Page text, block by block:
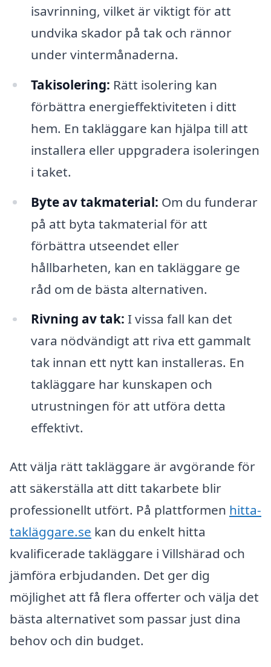
isavrinning, vilket är viktigt för att
undvika skador på tak och rännor
under vintermånaderna.
Takisolering: Rätt isolering kan
förbättra energieffektiviteten i ditt
hem. En takläggare kan hjälpa till att
installera eller uppgradera isoleringen
i taket.
Byte av takmaterial: Om du funderar
på att byta takmaterial för att
förbättra utseendet eller
hållbarheten, kan en takläggare ge
råd om de bästa alternativen.
Rivning av tak: I vissa fall kan det
vara nödvändigt att riva ett gammalt
tak innan ett nytt kan installeras. En
takläggare har kunskapen och
utrustningen för att utföra detta
effektivt.
Att välja rätt takläggare är avgörande för
att säkerställa att ditt takarbete blir
professionellt utfört. På plattformen hitta-
takläggare.se kan du enkelt hitta
kvalificerade takläggare i Villshärad och
jämföra erbjudanden. Det ger dig
möjlighet att få flera offerter och välja det
bästa alternativet som passar just dina
behov och din budget.